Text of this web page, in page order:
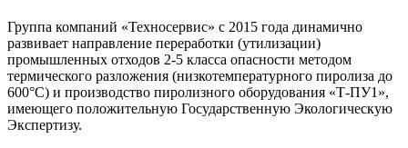
Группа компаний «Техносервис» с 2015 года динамично
развивает направление переработки (утилизации)
промышленных отходов 2-5 класса опасности методом
термического разложения (низкотемпературного пиролиза до
600°С) и производство пиролизного оборудования «Т-ПУ1»,
имеющего положительную Государственную Экологическую
Экспертизу.